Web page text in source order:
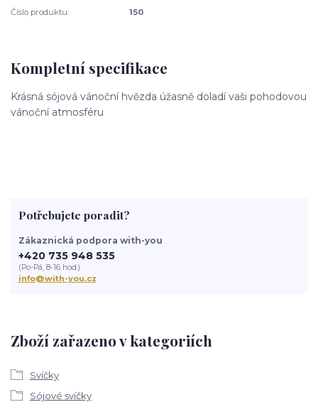
Číslo produktu: 150
Kompletní specifikace
Krásná sójová vánoční hvězda úžasně doladí vaši pohodovou
vánoční atmosféru
Zboží zařazeno v kategoriích
Svíčky
Sójové svíčky
Potřebujete poradit?
Zákaznická podpora with-you
+420 735 948 535
(Po-Pá, 8-16 hod.)
info@with-you.cz